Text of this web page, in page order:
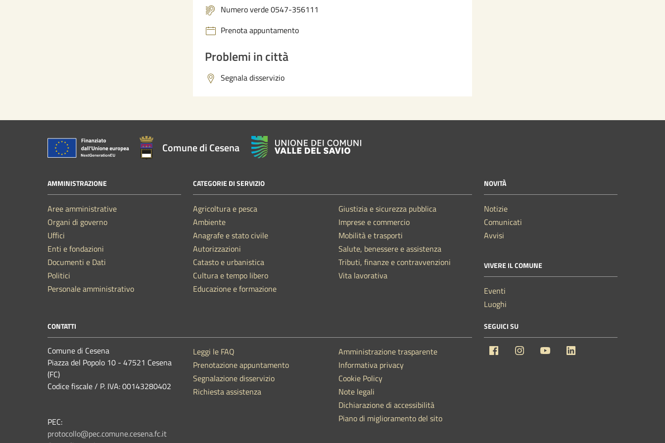
Numero verde 0547-356111
Prenota appuntamento
Problemi in città
Segnala disservizio
Comune di Cesena
AMMINISTRAZIONE
Aree amministrative
Organi di governo
Uffici
Enti e fondazioni
Documenti e Dati
Politici
Personale amministrativo
CATEGORIE DI SERVIZIO
Agricoltura e pesca
Ambiente
Anagrafe e stato civile
Autorizzazioni
Catasto e urbanistica
Cultura e tempo libero
Educazione e formazione
Giustizia e sicurezza pubblica
Imprese e commercio
Mobilità e trasporti
Salute, benessere e assistenza
Tributi, finanze e contravvenzioni
Vita lavorativa
NOVITÀ
Notizie
Comunicati
Avvisi
VIVERE IL COMUNE
Eventi
Luoghi
CONTATTI
Comune di Cesena
Piazza del Popolo 10 - 47521 Cesena
(FC)
Codice fiscale / P. IVA: 00143280402
PEC:
protocollo@pec.comune.cesena.fc.it
Leggi le FAQ
Prenotazione appuntamento
Segnalazione disservizio
Richiesta assistenza
Amministrazione trasparente
Informativa privacy
Cookie Policy
Note legali
Dichiarazione di accessibilità
Piano di miglioramento del sito
SEGUICI SU
Facebook Instagram YouTube